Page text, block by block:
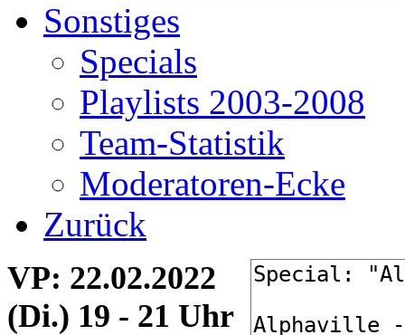
Sonstiges
Specials
Playlists 2003-2008
Team-Statistik
Moderatoren-Ecke
Zurück
VP: 22.02.2022
(Di.) 19 - 21 Uhr